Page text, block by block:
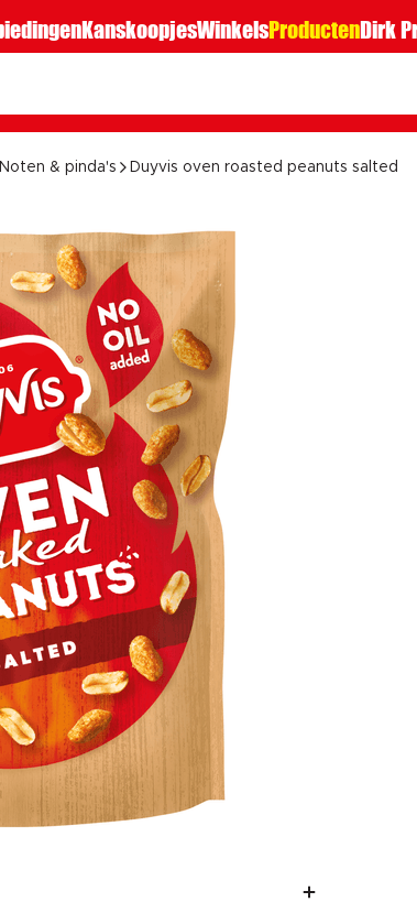
KanskoopjesWinkelsProductenDirk
Noten & pinda's Duyvis oven roasted peanuts salted